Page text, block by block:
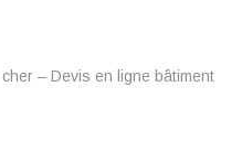
– Devis en ligne bâtiment